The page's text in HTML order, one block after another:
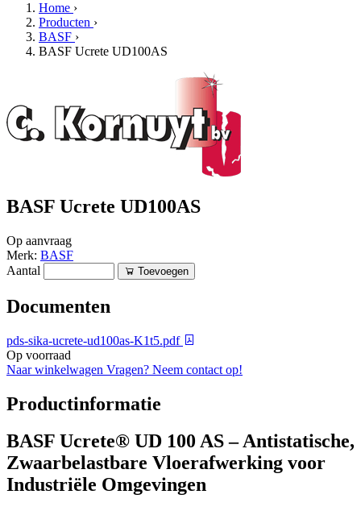
Home ›
Producten ›
BASF ›
BASF Ucrete UD100AS
BASF Ucrete UD100AS
Op aanvraag
Merk: BASF
Aantal
Toevoegen
Documenten
pds-sika-ucrete-ud100as-K1t5.pdf
Op voorraad
Naar winkelwagen Vragen? Neem contact op!
Productinformatie
BASF Ucrete® UD 100 AS – Antistatische,
Zwaarbelastbare Vloerafwerking voor
Industriële Omgevingen